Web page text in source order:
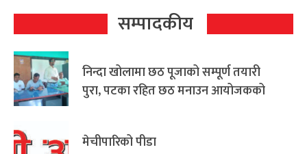
सम्पादकीय
निन्दा खोलामा छठ पूजाको सम्पूर्ण तयारी
पुरा, पटका रहित छठ मनाउन आयोजकको
मेचीपारिको पीडा